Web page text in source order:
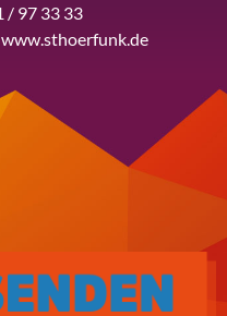
/ 97 33 33